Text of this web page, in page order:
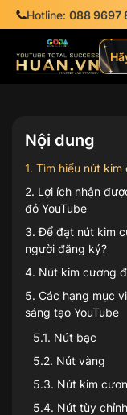
Hotline: 088 9697
Nội dung
1. Tìm hiểu nút
2. Lợi ích nhận
đỏ YouTube
3.Để đạt nút kim
người đăng ký?
4. Nút kim cương
5. Các hạng mục
sáng tạo YouTube
5.1. Nút bạc
5.2. Nút vàng
5.3. Nút kim
5.4. Nút tùy